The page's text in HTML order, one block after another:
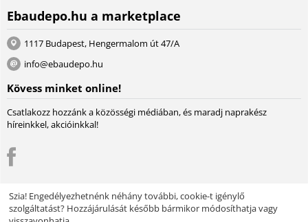
Ebaudepo.hu a marketplace
1117 Budapest, Hengermalom út 47/A
info@ebaudepo.hu
Kövess minket online!
Csatlakozz hozzánk a közösségi médiában, és maradj naprakész
híreinkkel, akcióinkkal!
© 2004 - 2026 Lambda Systeme Kft.. A piactér motorja:Multi-Vendor -
Szia! Engedélyezhetnénk néhány további, cookie-t igénylő
szolgáltatást? Hozzájárulását később bármikor módosíthatja vagy